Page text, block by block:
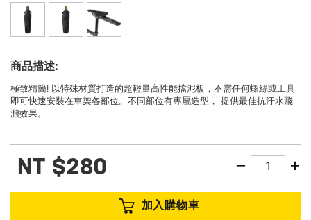
商品描述:
極致精簡! 以特殊材質打造的超輕量高性能擋泥板，不需任何螺絲或工具
即可快速安裝在車架各部位。不同部位有專屬造型， 提供最佳抗汙水飛
濺效果。
NT $280
加入購物車